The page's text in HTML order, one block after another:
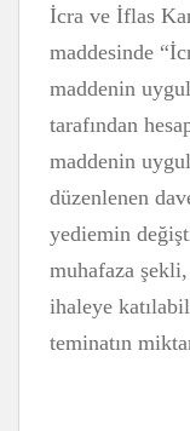
İcra ve İflas
maddesinde
maddenin
tarafından
maddenin
düzenlenen
yediemin
muhafaza
ihaleye
teminatın